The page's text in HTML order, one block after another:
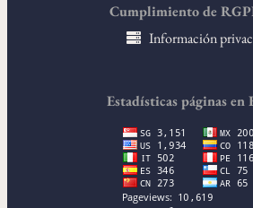
Cumplimiento de
Información
Estadísticas páginas en